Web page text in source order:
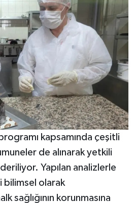
kapsamında çeşitli
de alınarak yetkili
Yapılan analizlerle
bilimsel olarak
sağlığının korunmasına